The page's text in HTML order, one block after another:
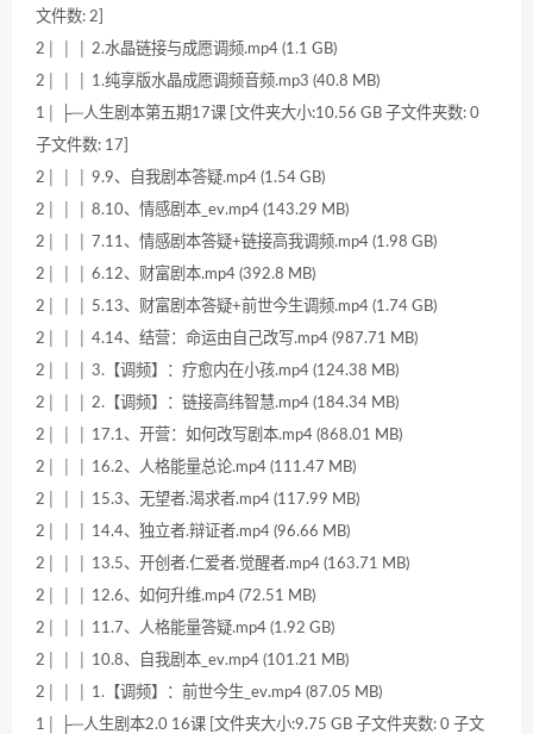
文件数: 2]
2│ │ │ 2.水晶链接与成愿调频.mp4 (1.1 GB)
2│ │ │ 1.纯享版水晶成愿调频音频.mp3 (40.8 MB)
1│ ├─人生剧本第五期17课 [文件夹大小:10.56 GB 子文件夹数: 0
子文件数: 17]
2│ │ │ 9.9、自我剧本答疑.mp4 (1.54 GB)
2│ │ │ 8.10、情感剧本_ev.mp4 (143.29 MB)
2│ │ │ 7.11、情感剧本答疑+链接高我调频.mp4 (1.98 GB)
2│ │ │ 6.12、财富剧本.mp4 (392.8 MB)
2│ │ │ 5.13、财富剧本答疑+前世今生调频.mp4 (1.74 GB)
2│ │ │ 4.14、结营：命运由自己改写.mp4 (987.71 MB)
2│ │ │ 3.【调频】：疗愈内在小孩.mp4 (124.38 MB)
2│ │ │ 2.【调频】：链接高纬智慧.mp4 (184.34 MB)
2│ │ │ 17.1、开营：如何改写剧本.mp4 (868.01 MB)
2│ │ │ 16.2、人格能量总论.mp4 (111.47 MB)
2│ │ │ 15.3、无望者.渴求者.mp4 (117.99 MB)
2│ │ │ 14.4、独立者.辩证者.mp4 (96.66 MB)
2│ │ │ 13.5、开创者.仁爱者.觉醒者.mp4 (163.71 MB)
2│ │ │ 12.6、如何升维.mp4 (72.51 MB)
2│ │ │ 11.7、人格能量答疑.mp4 (1.92 GB)
2│ │ │ 10.8、自我剧本_ev.mp4 (101.21 MB)
2│ │ │ 1.【调频】：前世今生_ev.mp4 (87.05 MB)
1│ ├─人生剧本2.0 16课 [文件夹大小:9.75 GB 子文件夹数: 0 子文